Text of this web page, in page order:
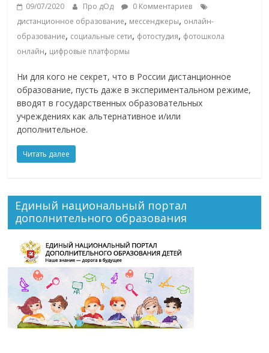
09/07/2020 Про дОд
0 Комментариев
дистанционное образование, мессенджеры, онлайн-
образование, социальные сети, фотостудия, фотошкола
онлайн, цифровые платформы
Ни для кого не секрет, что в России дистанционное
образование, пусть даже в экспериментальном режиме,
вводят в государственных образовательных
учреждениях как альтернативное и/или
дополнительное.
Читать далее
Единый национальный портал
дополнительного образования